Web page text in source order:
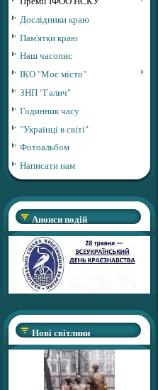
Дослідники краю
Пам'ятки краю
Наш часопис
ІКО "Моє місто"
ЗНП "Галич"
Годинник часу
"Українці в світі"
Фотоальбом
Написати нам
Анонси подій
Нові світлини